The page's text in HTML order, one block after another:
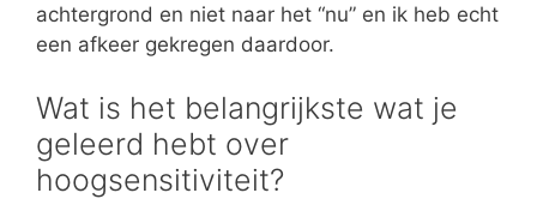
achtergrond en niet naar het “nu” en ik heb echt
een afkeer gekregen daardoor.
Wat is het belangrijkste wat je
geleerd hebt over
hoogsensitiviteit?